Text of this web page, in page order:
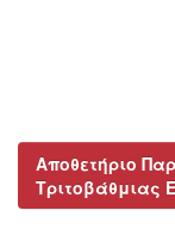
Αποθετήριο
Τριτοβάθμιας